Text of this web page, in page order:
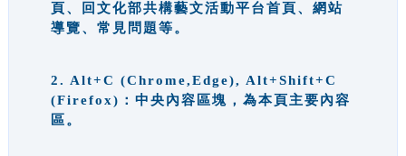
頁、回文化部共構藝文活動平台首頁、網站
導覽、常見問題等。
2. Alt+C (Chrome,Edge), Alt+Shift+C
(Firefox)：中央內容區塊，為本頁主要內容
區。